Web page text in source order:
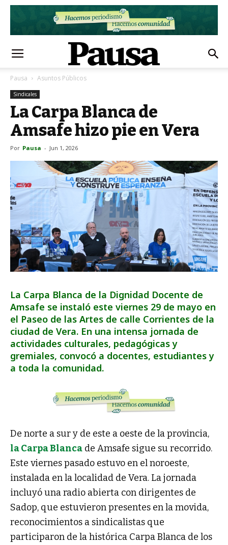
Pausa Asuntos Públicos
Sindicales
La Carpa Blanca de
Amsafe hizo pie en Vera
Por Pausa - Jun 1, 2026
La Carpa Blanca de la Dignidad Docente de
Amsafe se instaló este viernes 29 de mayo en
el Paseo de las Artes de calle Corrientes de la
ciudad de Vera. En una intensa jornada de
actividades culturales, pedagógicas y
gremiales, convocó a docentes, estudiantes y
a toda la comunidad.
De norte a sur y de este a oeste de la provincia,
la Carpa Blanca de Amsafe sigue su recorrido.
Este viernes pasado estuvo en el noroeste,
instalada en la localidad de Vera. La jornada
incluyó una radio abierta con dirigentes de
Sadop, que estuvieron presentes en la movida,
reconocimientos a sindicalistas que
participaron de la histórica Carpa Blanca de los